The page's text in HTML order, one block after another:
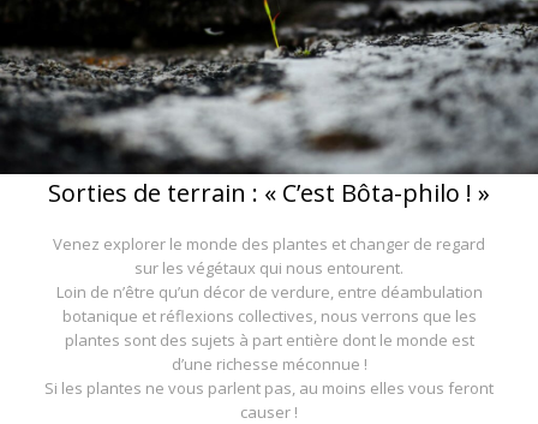
Sorties de terrain : « C’est Bôta-philo ! »
Venez explorer le monde des plantes et changer de regard
sur les végétaux qui nous entourent.
Loin de n’être qu’un décor de verdure, entre déambulation
botanique et réflexions collectives, nous verrons que les
plantes sont des sujets à part entière dont le monde est
d’une richesse méconnue !
Si les plantes ne vous parlent pas, au moins elles vous feront
causer !